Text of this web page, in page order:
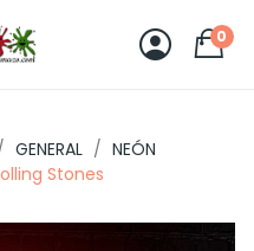
0
GENERAL
NEÓN
Stones